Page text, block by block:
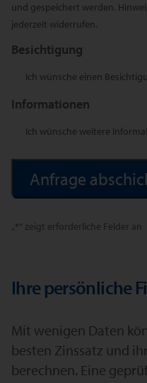
„*“ zeigt erforderliche Felder an
und gespeichert werden.
jederzeit widerrufen.
Besichtigung
Ich wünsche einen
Informationen
Ich wünsche weitere
Ihre persönliche
Mit wenigen Daten
besten Zinssatz und
berechnen. Eine